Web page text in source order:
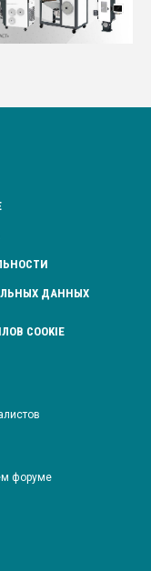
ДАННЫХ
COOKIE
форуме